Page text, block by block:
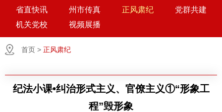
省直快讯
州市传真 正风肃纪
党群共建
机关党校
视频展播
首页 > 正风肃纪
纪法小课•纠治形式主义、官僚主义①“形象工
程”毁形象